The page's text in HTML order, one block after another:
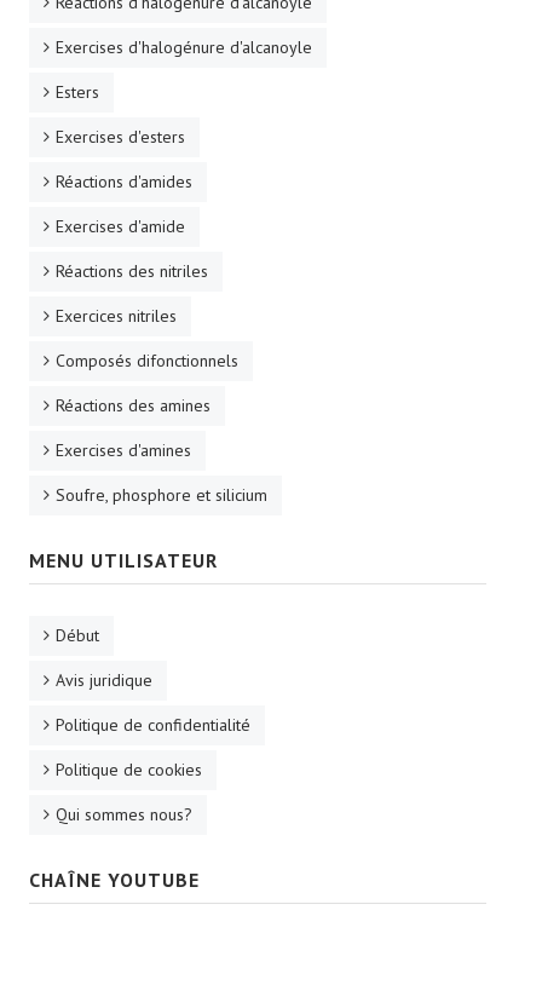
Exercises d'halogénure d'alcanoyle
Esters
Exercises d'esters
Réactions d'amides
Exercises d'amide
Réactions des nitriles
Exercices nitriles
Composés difonctionnels
Réactions des amines
Exercises d'amines
Soufre, phosphore et silicium
MENU UTILISATEUR
Début
Avis juridique
Politique de confidentialité
Politique de cookies
Qui sommes nous?
CHAÎNE YOUTUBE